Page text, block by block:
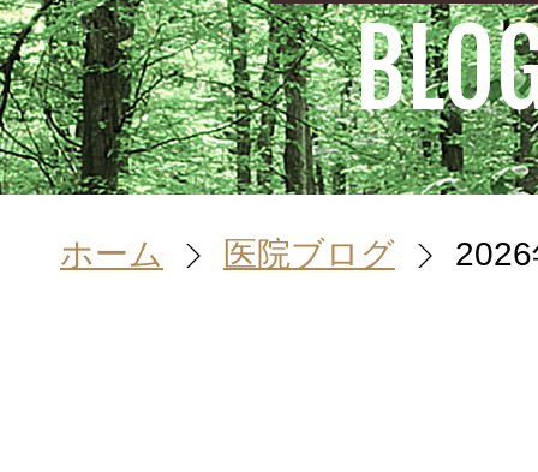
ホーム 医院ブログ